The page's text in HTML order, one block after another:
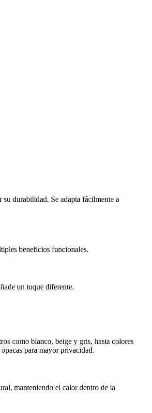
durabilidad. Se adapta fácilmente a
beneficios funcionales.
un toque diferente.
como blanco, beige y gris, hasta colores
para mayor privacidad.
manteniendo el calor dentro de la